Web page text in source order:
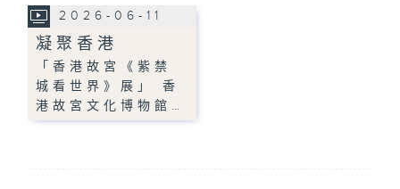
2026-06-11
凝聚香港
「香港故宮《紫禁
城看世界》展」 香
港故宮文化博物館…